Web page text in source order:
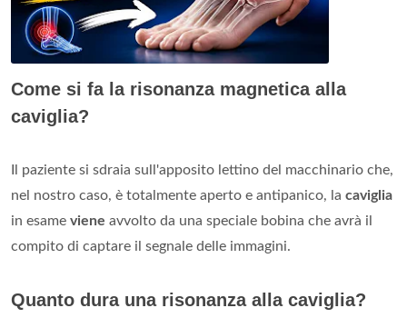
Come si fa la risonanza magnetica alla
caviglia?
Il paziente si sdraia sull'apposito lettino del macchinario che,
nel nostro caso, è totalmente aperto e antipanico, la caviglia
in esame viene avvolto da una speciale bobina che avrà il
compito di captare il segnale delle immagini.
Quanto dura una risonanza alla caviglia?